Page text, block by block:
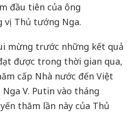
đầu tiên của ông
vị Thủ tướng Nga.
mừng trước những kết quả
được trong thời gian qua,
cấp Nhà nước đến Việt
V. Putin vào tháng
thăm lần này của Thủ